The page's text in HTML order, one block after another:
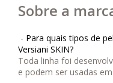
Sobre a
- Para quais tipos de
Versiani SKIN?
Toda linha foi
e podem ser usadas